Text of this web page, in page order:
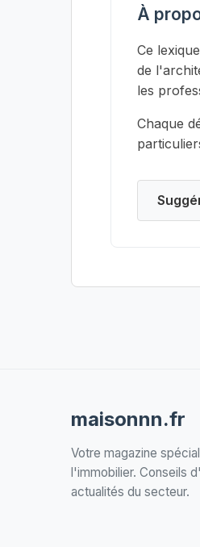
À
Ce
de
les
Chaque
maisonnn.fr
Votre magazine
l'immobilier. Conseils
actualités du secteur.